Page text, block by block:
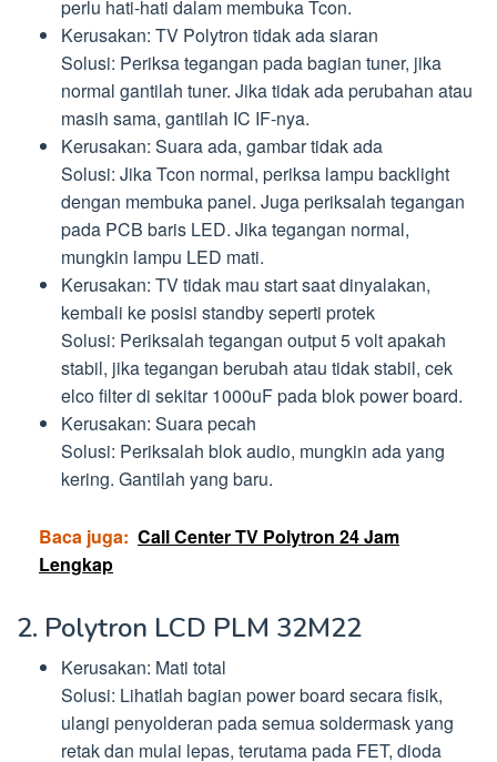
perlu hati-hati dalam membuka Tcon.
Kerusakan: TV Polytron tidak ada siaran
Solusi: Periksa tegangan pada bagian tuner, jika
normal gantilah tuner. Jika tidak ada perubahan atau
masih sama, gantilah IC IF-nya.
Kerusakan: Suara ada, gambar tidak ada
Solusi: Jika Tcon normal, periksa lampu backlight
dengan membuka panel. Juga periksalah tegangan
pada PCB baris LED. Jika tegangan normal,
mungkin lampu LED mati.
Kerusakan: TV tidak mau start saat dinyalakan,
kembali ke posisi standby seperti protek
Solusi: Periksalah tegangan output 5 volt apakah
stabil, jika tegangan berubah atau tidak stabil, cek
elco filter di sekitar 1000uF pada blok power board.
Kerusakan: Suara pecah
Solusi: Periksalah blok audio, mungkin ada yang
kering. Gantilah yang baru.
Baca juga: Call Center TV Polytron 24 Jam
Lengkap
2. Polytron LCD PLM 32M22
Kerusakan: Mati total
Solusi: Lihatlah bagian power board secara fisik,
ulangi penyolderan pada semua soldermask yang
retak dan mulai lepas, terutama pada FET, dioda